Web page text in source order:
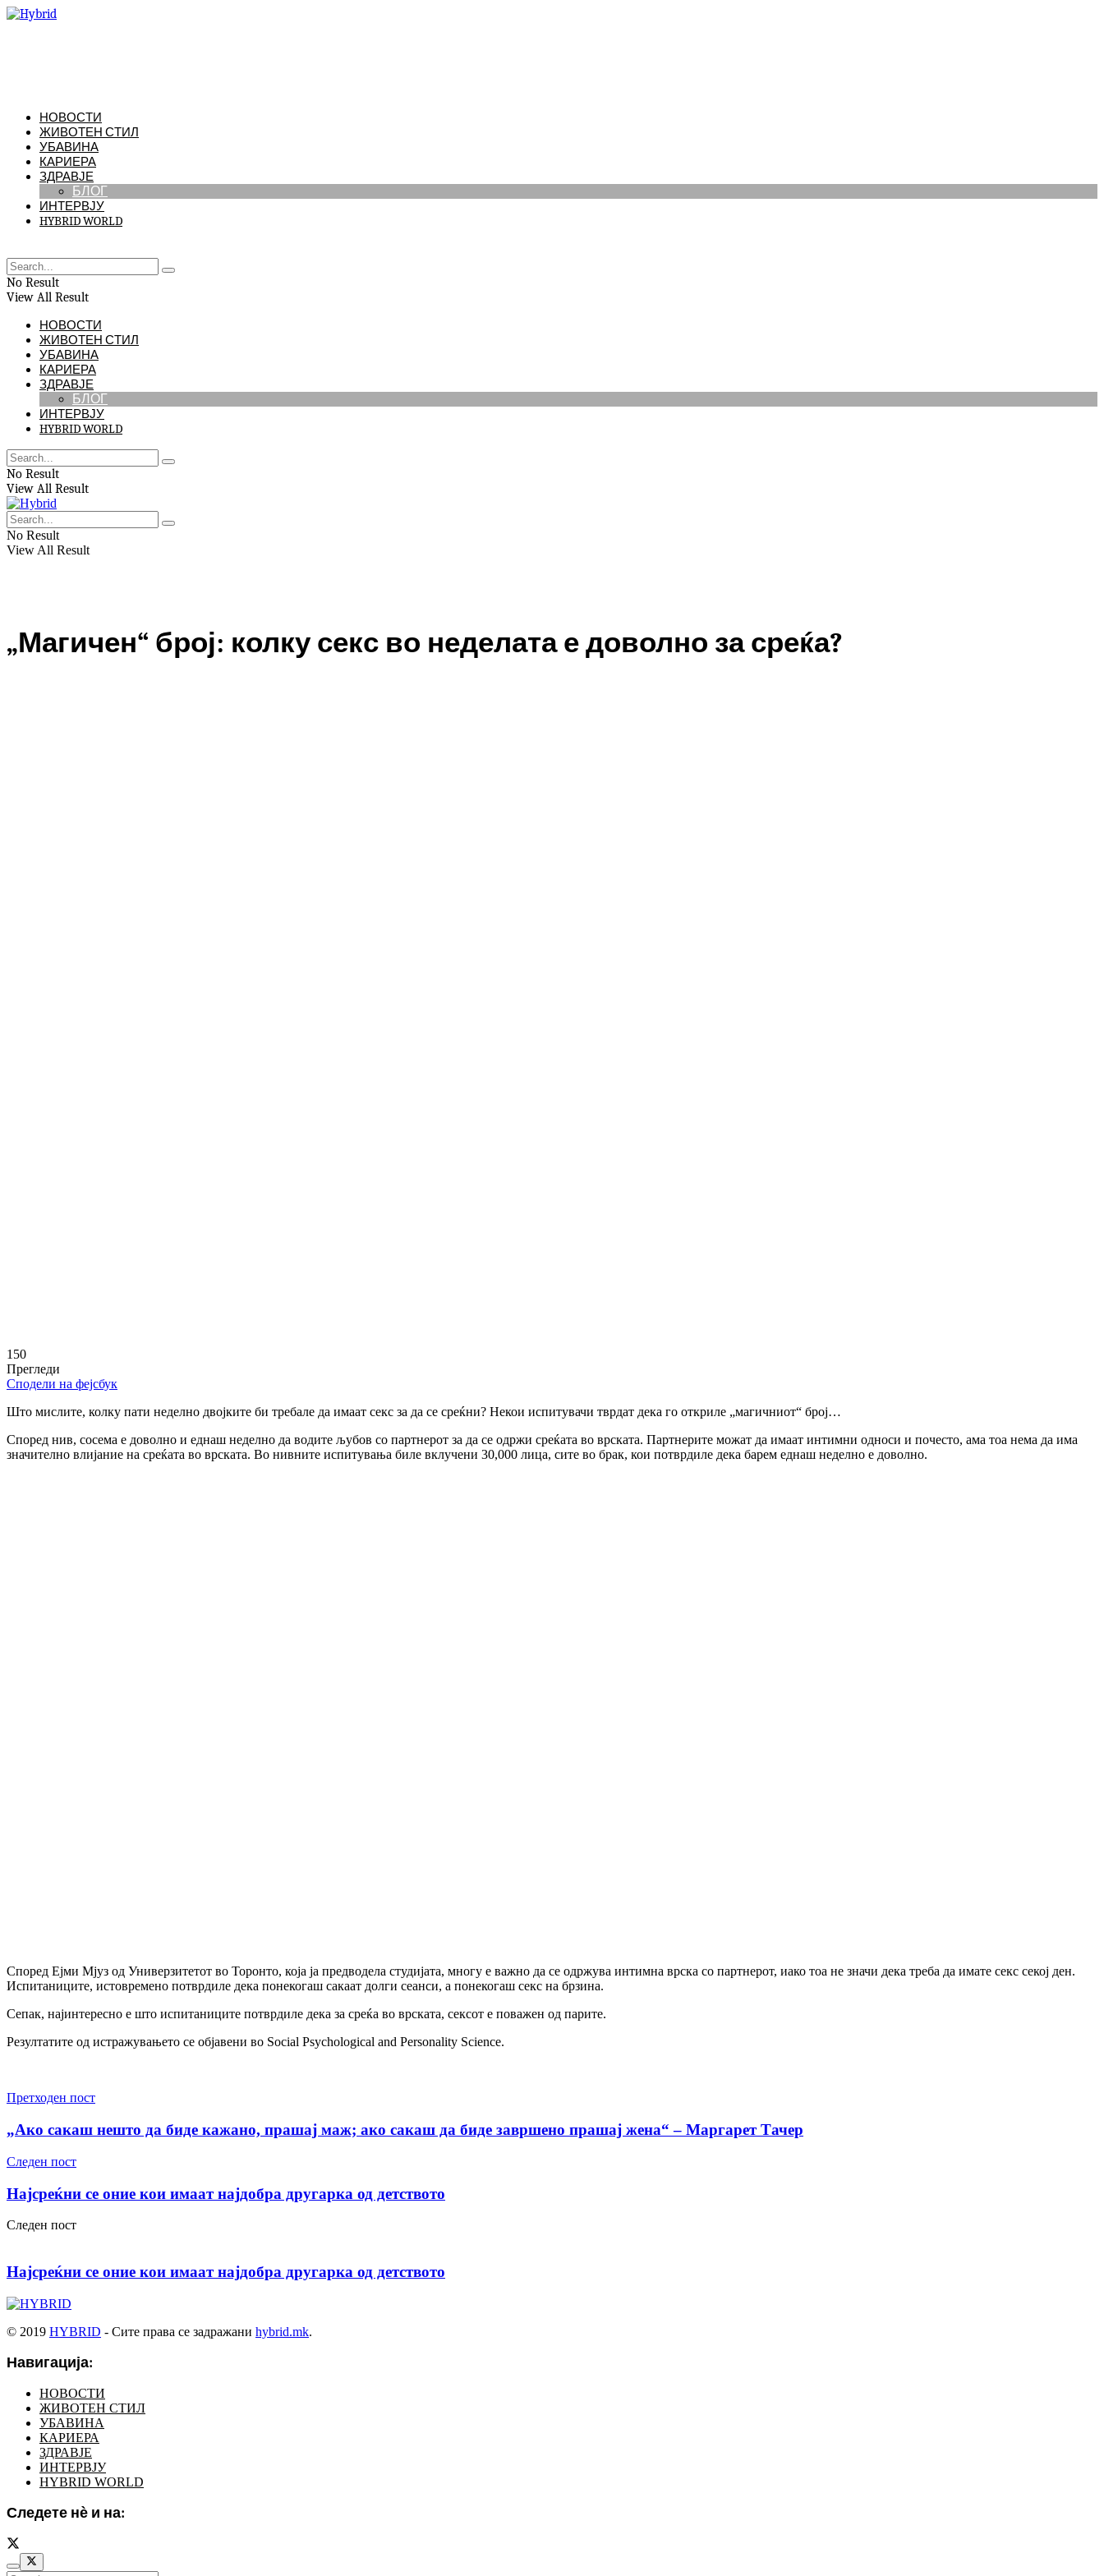
НОВОСТИ
ЖИВОТЕН СТИЛ
УБАВИНА
КАРИЕРА
ЗДРАВЈЕ
БЛОГ
ИНТЕРВЈУ
HYBRID WORLD
No Result
View All Result
НОВОСТИ
ЖИВОТЕН СТИЛ
УБАВИНА
КАРИЕРА
ЗДРАВЈЕ
БЛОГ
ИНТЕРВЈУ
HYBRID WORLD
No Result
View All Result
No Result
View All Result
„Магичен“ број: колку секс во неделата е доволно за среќа?
150
Прегледи
Сподели на фејсбук
Што мислите, колку пати неделно двојките би требале да имаат секс за да се среќни? Некои испитувачи тврдат дека го откриле „магичниот“ број…
Според нив, сосема е доволно и еднаш неделно да водите љубов со партнерот за да се одржи среќата во врската. Партнерите можат да имаат интимни односи и почесто, ама тоа нема да има
значително влијание на среќата во врската. Во нивните испитувања биле вклучени 30,000 лица, сите во брак, кои потврдиле дека барем еднаш неделно е доволно.
Според Ејми Мјуз од Универзитетот во Торонто, која ја предводела студијата, многу е важно да се одржува интимна врска со партнерот, иако тоа не значи дека треба да имате секс секој ден.
Испитаниците, истовремено потврдиле дека понекогаш сакаат долги сеанси, а понекогаш секс на брзина.
Сепак, најинтересно е што испитаниците потврдиле дека за среќа во врската, сексот е поважен од парите.
Резултатите од истражувањето се објавени во Social Psychological and Personality Science.
Претходен пост
„Ако сакаш нешто да биде кажано, прашај маж; ако сакаш да биде завршено прашај жена“ – Маргарет Тачер
Следен пост
Најсреќни се оние кои имаат најдобра другарка од детството
Следен пост
Најсреќни се оние кои имаат најдобра другарка од детството
© 2019 HYBRID - Сите права се задражани hybrid.mk.
Навигација:
НОВОСТИ
ЖИВОТЕН СТИЛ
УБАВИНА
КАРИЕРА
ЗДРАВЈЕ
ИНТЕРВЈУ
HYBRID WORLD
Следете нѐ и на: